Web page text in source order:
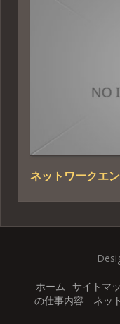
ネットワークエ
ホーム サイトマ
の仕事内容
ネッ